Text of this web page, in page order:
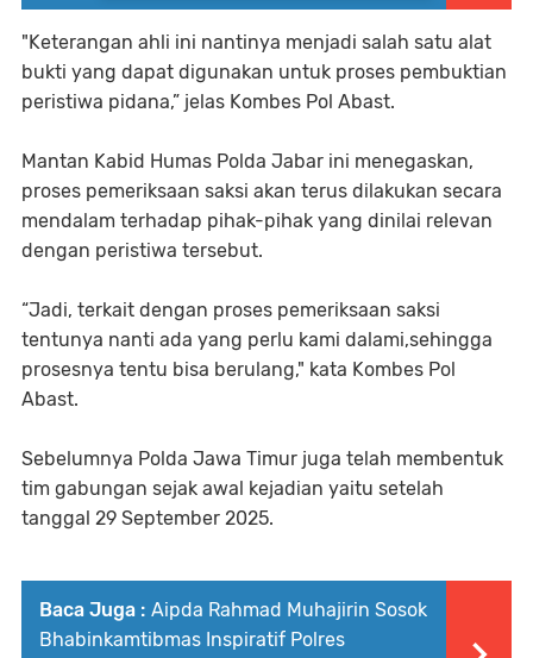
"Keterangan ahli ini nantinya menjadi salah satu alat
bukti yang dapat digunakan untuk proses pembuktian
peristiwa pidana,” jelas Kombes Pol Abast.
Mantan Kabid Humas Polda Jabar ini menegaskan,
proses pemeriksaan saksi akan terus dilakukan secara
mendalam terhadap pihak-pihak yang dinilai relevan
dengan peristiwa tersebut.
“Jadi, terkait dengan proses pemeriksaan saksi
tentunya nanti ada yang perlu kami dalami,sehingga
prosesnya tentu bisa berulang," kata Kombes Pol
Abast.
Sebelumnya Polda Jawa Timur juga telah membentuk
tim gabungan sejak awal kejadian yaitu setelah
tanggal 29 September 2025.
Baca Juga : Aipda Rahmad Muhajirin Sosok
Bhabinkamtibmas Inspiratif Polres